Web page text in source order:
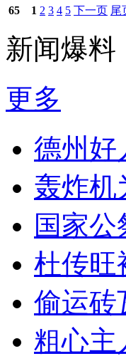
65 1 2 3 4 5 下一页 尾
新闻爆料
更多
德州好
轰炸机
国家
杜传旺
偷运砖
粗心主